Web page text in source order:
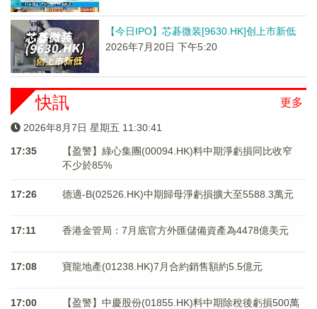
【今日IPO】芯碁微装[9630.HK]创上市新低
2026年7月20日 下午5:20
更多
快訊
2026年8月7日 星期五 11:30:41
17:35
【盈警】綠心集團(00094.HK)料中期淨虧損同比收窄
不少於85%
17:26 德適-B(02526.HK)中期歸母淨虧損擴大至5588.3萬元
17:11 香港金管局：7月底官方外匯儲備資產為4478億美元
17:08 寶龍地產(01238.HK)7月合約銷售額約5.5億元
17:00
【盈警】中慶股份(01855.HK)料中期除稅後虧損500萬